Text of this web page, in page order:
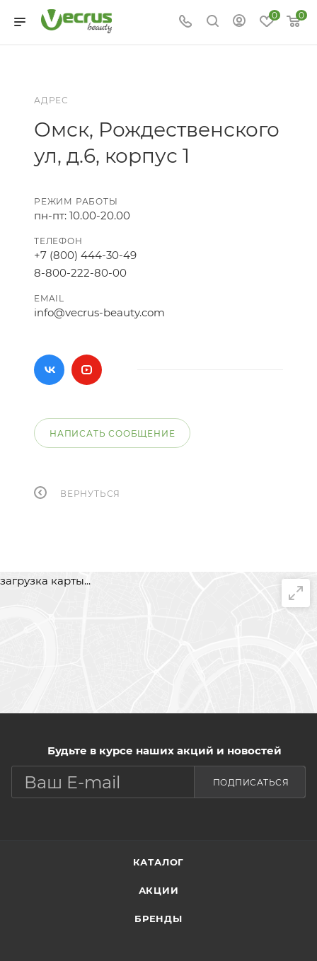
0 0
АДРЕС
Омск, Рождественского
ул, д.6, корпус 1
РЕЖИМ РАБОТЫ
пн-пт: 10.00-20.00
ТЕЛЕФОН
+7 (800) 444-30-49
8-800-222-80-00
EMAIL
info@vecrus-beauty.com
НАПИСАТЬ СООБЩЕНИЕ
ВЕРНУТЬСЯ
загрузка карты...
Будьте в курсе наших акций и новостей
ПОДПИСАТЬСЯ
КАТАЛОГ
АКЦИИ
БРЕНДЫ